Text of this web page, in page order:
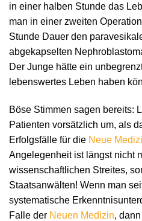
in einer halben Stunde das
man in einer zweiten
Stunde Dauer den
abgekapselten
Der Junge hätte ein
lebenswertes Leben haben
Böse Stimmen sagen bereits:
Patienten vorsätzlich um, als
Erfolgsfälle für die Neue
Angelegenheit ist längst nicht
wissenschaftlichen Streites,
Staatsanwälten! Wenn man
systematische
Falle der Neuen Medizin,